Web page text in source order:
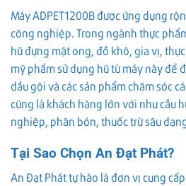
Máy ADPET1200B được ứng dụng
công nghiệp. Trong ngành thực
hũ đựng mật ong, đồ khô, gia vị,
mỹ phẩm sử dụng hũ từ máy này để
dầu gội và các sản phẩm chăm sóc
cũng là khách hàng lớn với nhu cầu
nghiệp, phân bón, thuốc trừ sâu
Tại Sao Chọn An Đạt Phát?
An Đạt Phát tự hào là đơn vị cung